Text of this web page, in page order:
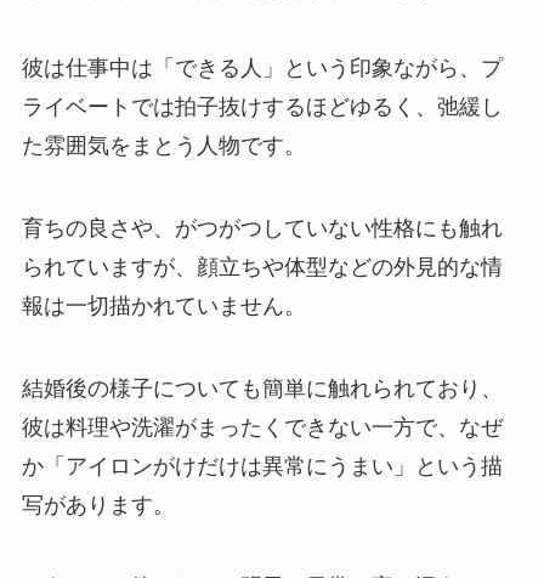
彼は仕事中は「できる人」という印象ながら、プ
ライベートでは拍子抜けするほどゆるく、弛緩し
た雰囲気をまとう人物です。
育ちの良さや、がつがつしていない性格にも触れ
られていますが、顔立ちや体型などの外見的な情
報は一切描かれていません。
結婚後の様子についても簡単に触れられており、
彼は料理や洗濯がまったくできない一方で、なぜ
か「アイロンがけだけは異常にうまい」という描
写があります。